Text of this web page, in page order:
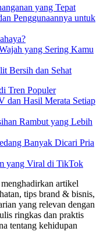
yang Tepat
Penggunaannya untuk
yang Sering Kamu
Bersih dan Sehat
Tren Populer
dan Hasil Merata Setiap
Rambut yang Lebih
Banyak Dicari Pria
yang Viral di TikTok
artikel
tips brand & bisnis,
yang relevan dengan
ringkas dan praktis
tentang kehidupan